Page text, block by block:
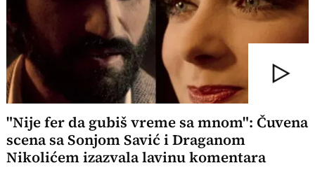
"Nije fer da gubiš vreme sa mnom": Čuvena
scena sa Sonjom Savić i Draganom
Nikolićem izazvala lavinu komentara